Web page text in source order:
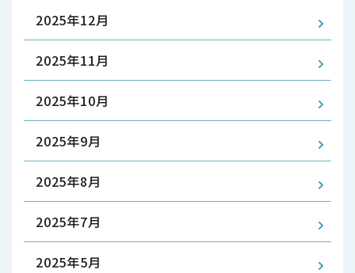
2025年12月
2025年11月
2025年10月
2025年9月
2025年8月
2025年7月
2025年5月